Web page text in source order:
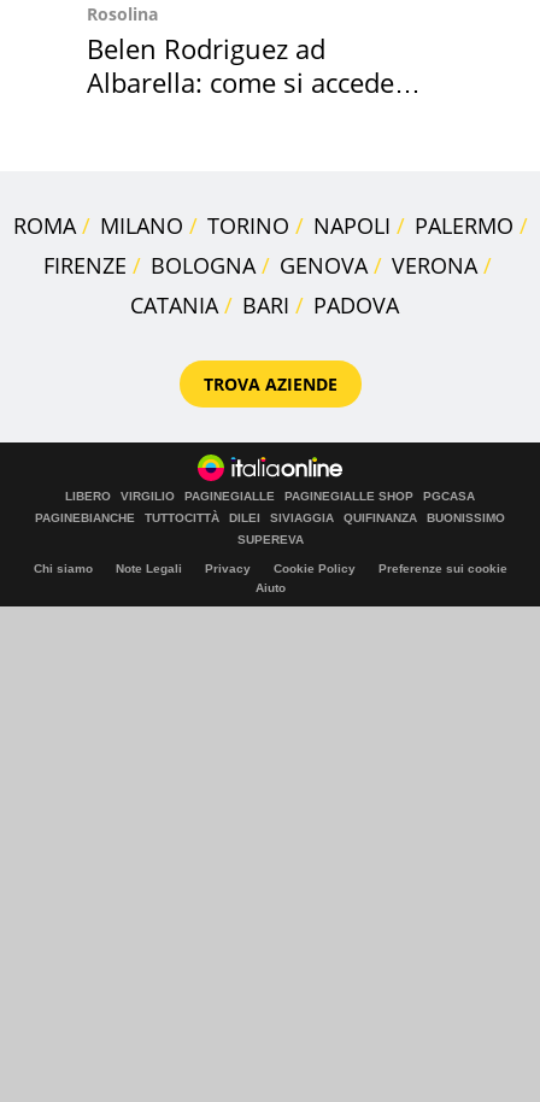
Rosolina
Belen Rodriguez ad
Albarella: come si accede
ROMA MILANO TORINO NAPOLI
PALERMO
FIRENZE
BOLOGNA GENOVA
VERONA
CATANIA
BARI PADOVA
TROVA AZIENDE
LIBERO VIRGILIO PAGINEGIALLE PAGINEGIALLE SHOP
PGCASA
PAGINEBIANCHE
TUTTOCITTÀ DILEI SIVIAGGIA QUIFINANZA
BUONISSIMO
SUPEREVA
Chi siamo Note Legali Privacy Cookie Policy
Preferenze sui cookie
Aiuto